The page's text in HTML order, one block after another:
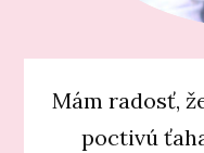
Mám radosť,
poctivú